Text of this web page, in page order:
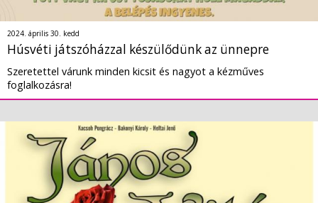
2024. április 30. kedd
Húsvéti játszóházzal készülődünk az ünnepre
Szeretettel várunk minden kicsit és nagyot a kézműves
foglalkozásra!